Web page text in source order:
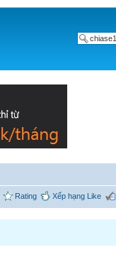
Rating Xếp hạng Like